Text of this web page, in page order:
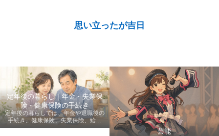
思い立ったが吉日
定年後の暮らし｜年金・失業保
険・健康保険の手続き
定年後の暮らしでは、年金や退職後の
手続き、健康保険、失業保険、給付
金、医療費など、老後に知っておきた
芸能